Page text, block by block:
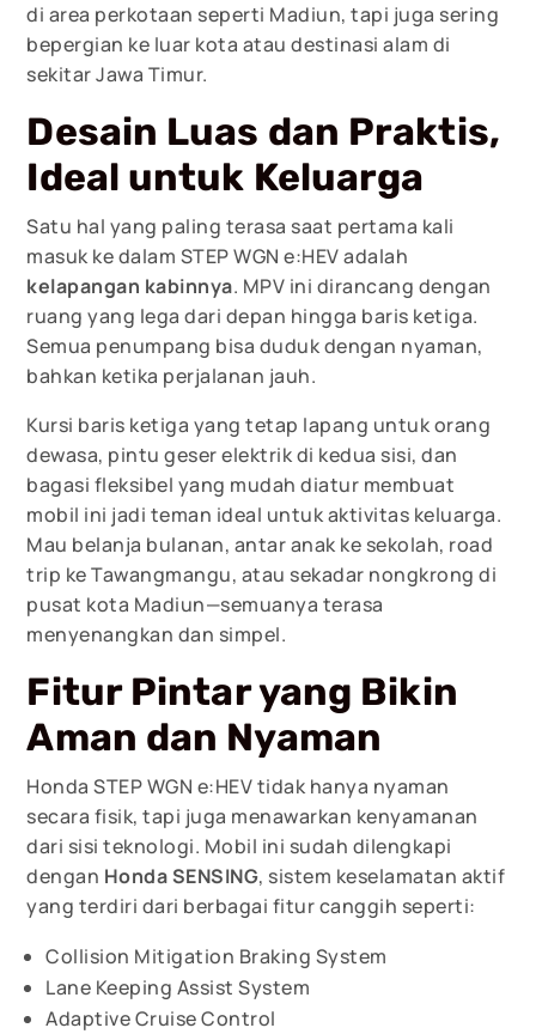
di area perkotaan seperti Madiun, tapi juga sering
bepergian ke luar kota atau destinasi alam di
sekitar Jawa Timur.
Desain Luas dan Praktis,
Ideal untuk Keluarga
Satu hal yang paling terasa saat pertama kali
masuk ke dalam STEP WGN e:HEV adalah
kelapangan kabinnya. MPV ini dirancang dengan
ruang yang lega dari depan hingga baris ketiga.
Semua penumpang bisa duduk dengan nyaman,
bahkan ketika perjalanan jauh.
Kursi baris ketiga yang tetap lapang untuk orang
dewasa, pintu geser elektrik di kedua sisi, dan
bagasi fleksibel yang mudah diatur membuat
mobil ini jadi teman ideal untuk aktivitas keluarga.
Mau belanja bulanan, antar anak ke sekolah, road
trip ke Tawangmangu, atau sekadar nongkrong di
pusat kota Madiun—semuanya terasa
menyenangkan dan simpel.
Fitur Pintar yang Bikin
Aman dan Nyaman
Honda STEP WGN e:HEV tidak hanya nyaman
secara fisik, tapi juga menawarkan kenyamanan
dari sisi teknologi. Mobil ini sudah dilengkapi
dengan Honda SENSING, sistem keselamatan aktif
yang terdiri dari berbagai fitur canggih seperti:
Collision Mitigation Braking System
Lane Keeping Assist System
Adaptive Cruise Control